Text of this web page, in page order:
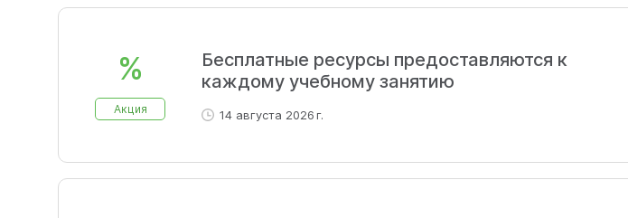
%
Акция
Бесплатные ресурсы предоставляются к
каждому учебному занятию
14 августа 2026 г.